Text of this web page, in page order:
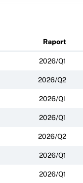
Raport
2026/Q1
2026/Q2
2026/Q1
2026/Q1
2026/Q2
2026/Q1
2026/Q1